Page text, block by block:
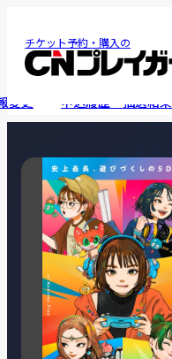
チケット予約・購入の
変更 申込履歴・抽選結果